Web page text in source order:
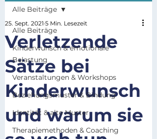
Alle Beiträge
Kinderwunsch & emotionale
Belastung
Veranstaltungen & Workshops
Beziehungsmuster & Bindung
Identität & alte Muster
Therapiemethoden & Coaching
Alle Beiträge
Verletzende
Sätze bei
Kinderwunsch
und warum sie
25. Sept. 2021 5 Min. Lesezeit